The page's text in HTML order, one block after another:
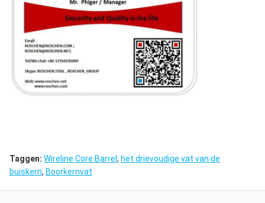
Taggen: Wireline Core Barrel , het drievoudige vat van de
buiskern, Boorkernvat